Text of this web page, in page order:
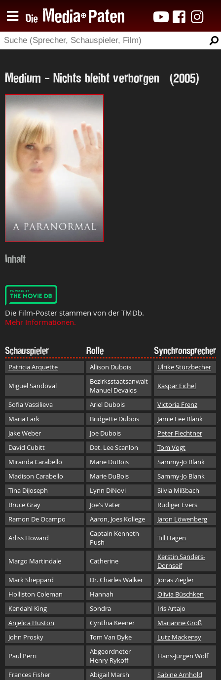
Medium - Nichts bleibt verborgen (2005)
Inhalt
Die Film-Poster stammen von der TMDb.
Mehr Informationen.
Schauspieler Rolle Synchronsprecher
Patricia Arquette Allison Dubois Ulrike Stürzbecher
Miguel Sandoval
Bezirksstaatsanwalt
Manuel Devalos
Kaspar Eichel
Sofia Vassilieva Ariel Dubois
Victoria Frenz
Maria Lark
Bridgette Dubois
Jamie Lee Blank
Jake Weber
Joe Dubois
Peter Flechtner
David Cubitt
Det. Lee Scanlon
Tom Vogt
Miranda Carabello
Marie DuBois
Sammy-Jo Blank
Madison Carabello
Marie DuBois
Sammy-Jo Blank
Tina DiJoseph
Lynn DiNovi
Silvia Mißbach
Bruce Gray
Joe's Vater
Rüdiger Evers
Ramon De Ocampo
Aaron, Joes Kollege Jaron Löwenberg
Arliss Howard
Captain Kenneth
Push
Till Hagen
Margo Martindale Catherine
Kerstin Sanders-
Dornseif
Mark Sheppard
Dr. Charles Walker
Jonas Ziegler
Holliston Coleman
Hannah
Olivia Büschken
Kendahl King
Sondra
Iris Artajo
Anjelica Huston
Cynthia Keener
Marianne Groß
John Prosky
Tom Van Dyke Lutz Mackensy
Paul Perri
Abgeordneter
Henry Rykoff
Hans-Jürgen Wolf
Frances Fisher Abigail Marsh Sabine Arnhold